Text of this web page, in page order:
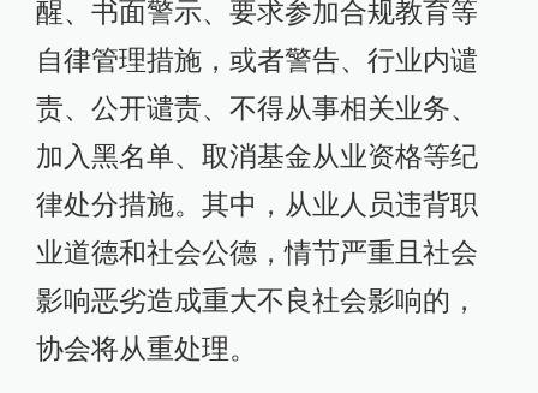
醒、书面警示、要求参加合规教育等
自律管理措施，或者警告、行业内谴
责、公开谴责、不得从事相关业务、
加入黑名单、取消基金从业资格等纪
律处分措施。其中，从业人员违背职
业道德和社会公德，情节严重且社会
影响恶劣造成重大不良社会影响的，
协会将从重处理。